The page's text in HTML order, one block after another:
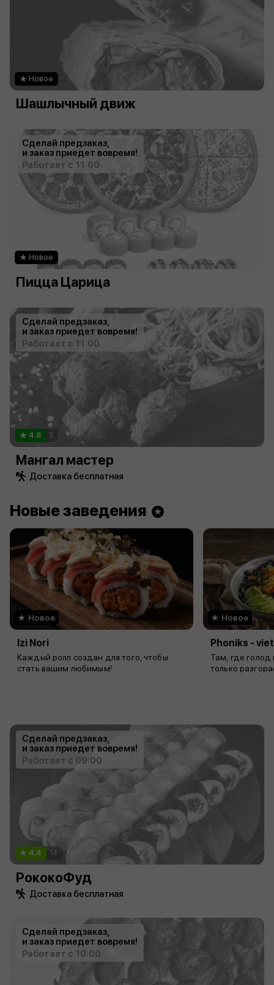
Новое
Шашлычный движ
Сделай предзаказ,
и заказ приедет вовремя!
Работает с 11:00
Новое
Пицца Царица
Сделай предзаказ,
и заказ приедет вовремя!
Работает с 11:00
4.8 3
Мангал мастер
Доставка бесплатная
Новые заведения
Новое
Izi Nori
Каждый ролл создан для того, чтобы
стать вашим любимым!
Новое
Phoniks -
Там, где голод
только
Сделай предзаказ,
и заказ приедет вовремя!
Работает с 09:00
4.4 14
РококоФуд
Доставка бесплатная
Сделай предзаказ,
и заказ приедет вовремя!
Работает с 10:00